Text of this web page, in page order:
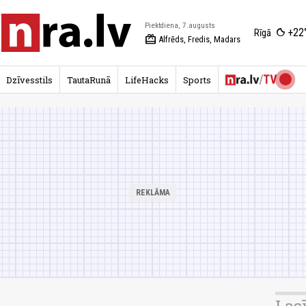
Piektdiena, 7.augusts
redeem Alfrēds, Fredis, Madars
Rīgā
Dzīvesstils TautaRunā LifeHacks Sports